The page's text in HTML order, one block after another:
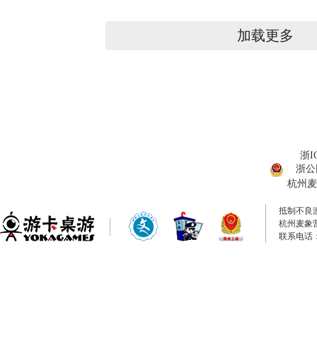
加载更多
浙
浙公
杭州
抵制不良
杭州麦象
联系电话